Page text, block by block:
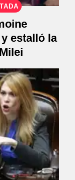
estalló la